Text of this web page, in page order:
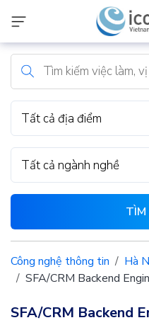
Tất cả địa điểm
Tất cả ngành nghề
TÌM
Công nghệ thông tin
Hà
SFA/CRM Backend
SFA/CRM Backend